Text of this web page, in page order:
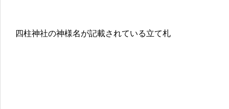
四柱神社の神様名が記載されている立て札